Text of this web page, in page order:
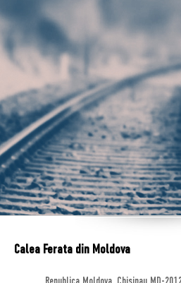
Calea Ferata din Moldova